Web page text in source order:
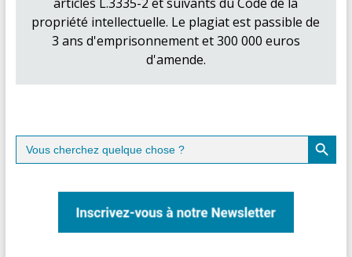
propriété intellectuelle. Le plagiat est passible de
3 ans d'emprisonnement et 300 000 euros
d'amende.
Search
for:
Search Button